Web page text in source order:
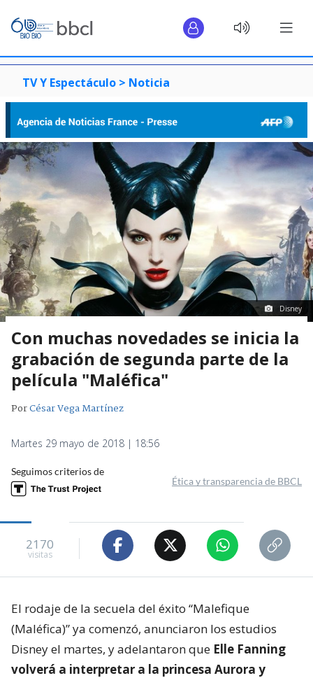
TV Y Espectáculo > Noticia
Disney
Con muchas novedades se inicia la
grabación de segunda parte de la
película "Maléfica"
PorCésar Vega Martínez
Martes 29 mayo de 2018 | 18:56
Seguimos criterios de
Ética y transparencia de BBCL
2170
visitas
El rodaje de la secuela del éxito “Malefique
(Maléfica)” ya comenzó, anunciaron los estudios
Disney el martes, y adelantaron que Elle Fanning
volverá a interpretar a la princesa Aurora y